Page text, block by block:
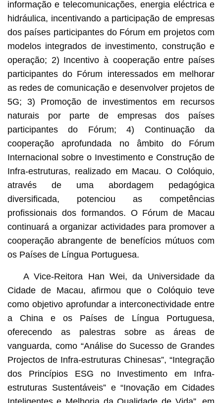
informação e telecomunicações, energia eléctrica e
hidráulica, incentivando a participação de empresas
dos países participantes do Fórum em projetos com
modelos integrados de investimento, construção e
operação; 2) Incentivo à cooperação entre países
participantes do Fórum interessados em melhorar
as redes de comunicação e desenvolver projetos de
5G; 3) Promoção de investimentos em recursos
naturais por parte de empresas dos países
participantes do Fórum; 4) Continuação da
cooperação aprofundada no âmbito do Fórum
Internacional sobre o Investimento e Construção de
Infra-estruturas, realizado em Macau. O Colóquio,
através de uma abordagem pedagógica
diversificada, potenciou as competências
profissionais dos formandos. O Fórum de Macau
continuará a organizar actividades para promover a
cooperação abrangente de benefícios mútuos com
os Países de Língua Portuguesa.
A Vice-Reitora Han Wei, da Universidade da
Cidade de Macau, afirmou que o Colóquio teve
como objetivo aprofundar a interconectividade entre
a China e os Países de Língua Portuguesa,
oferecendo as palestras sobre as áreas de
vanguarda, como “Análise do Sucesso de Grandes
Projectos de Infra-estruturas Chinesas”, “Integração
dos Princípios ESG no Investimento em Infra-
estruturas Sustentáveis” e “Inovação em Cidades